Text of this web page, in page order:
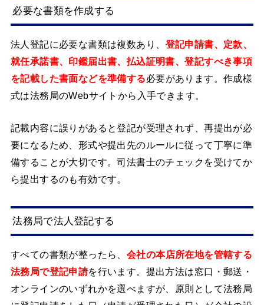
必要な書類を作成する
法人登記に必要な書類は複数あり、 登記申請書、定款、
就任承諾書、印鑑届出書、払込証明書、登記すべき事項
を記載した書面などを準備する必要があります。作成様
式は法務局のWebサイトから入手できます。
記載内容に誤りがあると登記が受理されず、再提出が必
要になるため、形式や提出先のルールに従って丁寧に準
備することが大切です。司法書士のチェックを受けてか
ら提出するのも有効です。
法務局で法人登記する
すべての書類が整ったら、 会社の本店所在地を管轄する
法務局で登記申請を行います。提出方法は窓口・郵送・
オンラインのいずれかを選べますが、原則として法務局